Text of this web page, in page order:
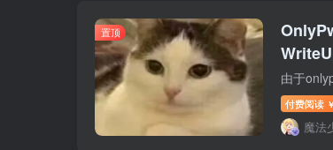
置顶
付费阅读 ￥
魔法